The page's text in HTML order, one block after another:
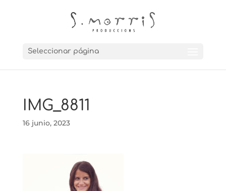
Seleccionar página
IMG_8811
16 junio, 2023